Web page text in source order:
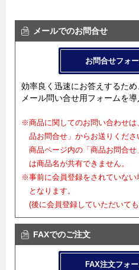
メールでのお問合せ
お問合せフォ
効率良く迅速にお答えするため
メール問い合せ用フォームを導
※商品に関してのお問い合わせ
品お問合せ」からお送りくださ
商品ページ内の「商品お問合
は商品名が共有できません。
※事前に会員登録をされていな
となります。
(後に会員登録していただいて
FAXでのご注文
FAX注文フォ